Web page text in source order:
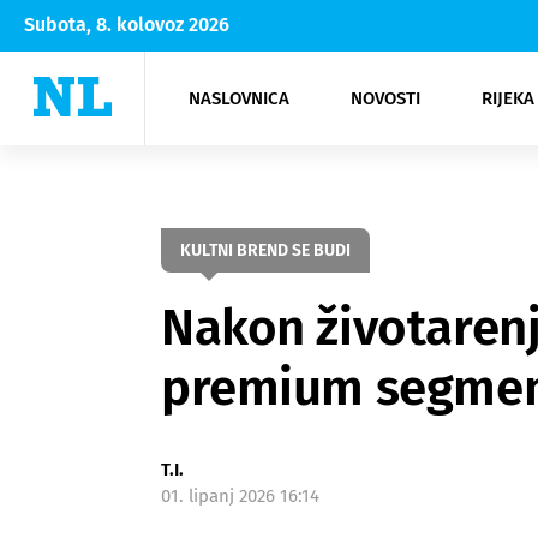
Subota, 8. kolovoz 2026
NASLOVNICA NOVOSTI
Rijeka Opatija
NK
Moda
Kultura
KULTNI BREND SE BUDI
Nakon
premium
T.I.
01. lipanj 2026 16:14